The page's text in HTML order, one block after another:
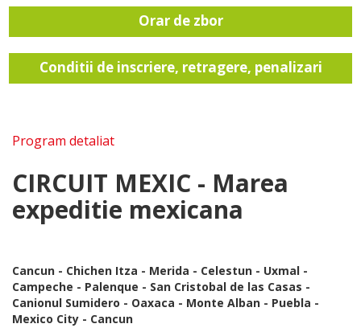
Orar de zbor
Conditii de inscriere, retragere, penalizari
Program detaliat
CIRCUIT MEXIC - Marea
expeditie mexicana
Cancun - Chichen Itza - Merida - Celestun - Uxmal -
Campeche - Palenque - San Cristobal de las Casas -
Canionul Sumidero - Oaxaca - Monte Alban - Puebla -
Mexico City - Cancun